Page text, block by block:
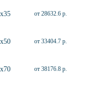
x35 от 28632.6 р.
x50 от 33404.7 р.
x70 от 38176.8 р.